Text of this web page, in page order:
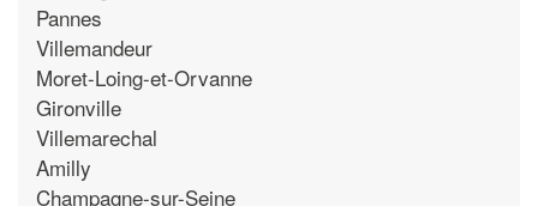
Pannes
Villemandeur
Moret-Loing-et-Orvanne
Gironville
Villemarechal
Amilly
Champagne-sur-Seine